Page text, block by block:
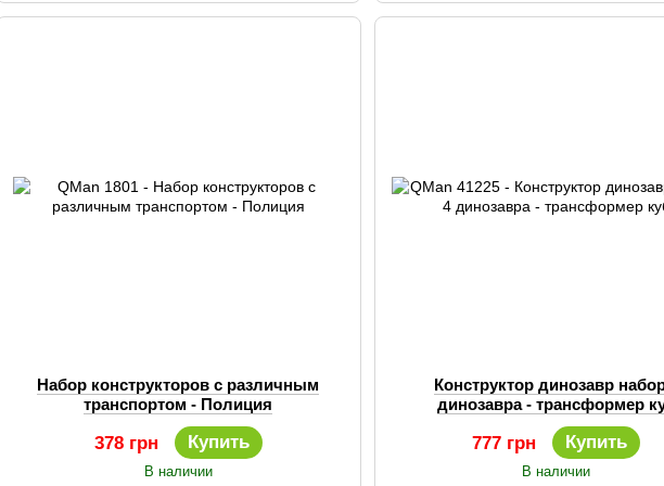
Набор конструкторов с различным
транспортом - Полиция
378 грн Купить
В наличии
Конструктор динозавр
динозавра - трансформер
777 грн Купить
В наличии